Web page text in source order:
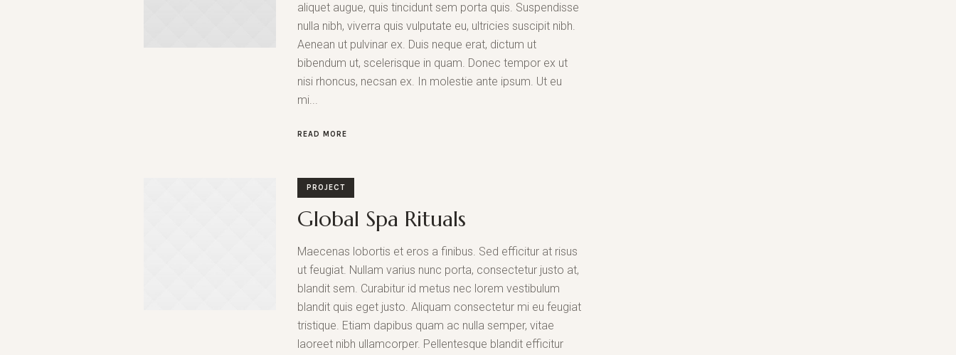
aliquet augue, quis tincidunt sem porta quis. Suspendisse
nulla nibh, viverra quis vulputate eu, ultricies suscipit nibh.
Aenean ut pulvinar ex. Duis neque erat, dictum ut
bibendum ut, scelerisque in quam. Donec tempor ex ut
nisi rhoncus, necsan ex. In molestie ante ipsum. Ut eu
mi...
READ MORE
PROJECT
Global Spa Rituals
Maecenas lobortis et eros a finibus. Sed efficitur at risus
ut feugiat. Nullam varius nunc porta, consectetur justo at,
blandit sem. Curabitur id metus nec lorem vestibulum
blandit quis eget justo. Aliquam consectetur mi eu feugiat
tristique. Etiam dapibus quam ac nulla semper, vitae
laoreet nibh ullamcorper. Pellentesque blandit efficitur